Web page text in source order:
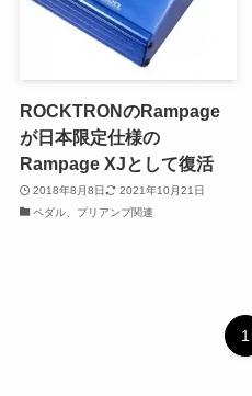
ROCKTRONのRampage
が日本限定仕様の
Rampage XJとして復活
2018年8月8日
2021年10月21日
ペダル、プリアンプ関連
1